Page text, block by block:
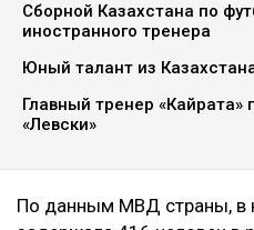
Сборной Казахстана по
иностранного тренера
Юный талант из
Главный тренер «Кайрата»
«Левски»
По данным МВД страны, в